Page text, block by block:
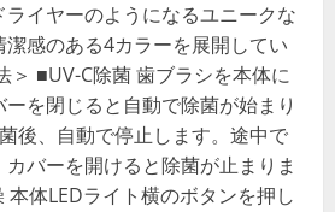
ライヤーのようになるユニークな
感のある4カラーを展開してい
＞ ■UV-C除菌 歯ブラシを本体に
を閉じると自動で除菌が始まり
後、自動で停止します。途中で
バーを開けると除菌が止まりま
体LEDライト横のボタンを押し